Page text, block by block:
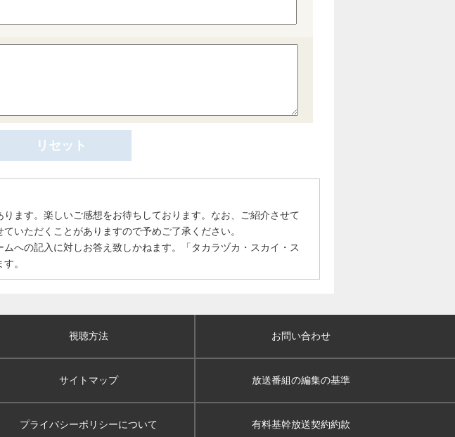
ます。楽しいご感想をお待ちしております。なお、ご紹介させて
いただくことがありますので予めご了承ください。
への記入に対しお答え致しかねます。「タカラヅカ・スカイ・ス
。
視聴方法 お問い合わせ
サイトマップ 放送番組の編集の基準
プライバシーポリシーについて 有料基幹放送契約約款